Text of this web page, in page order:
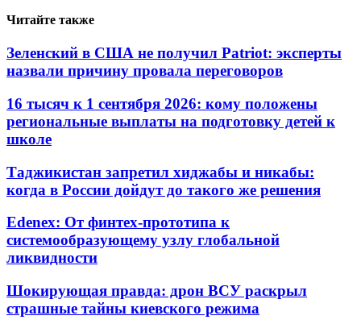
Читайте также
Зеленский в США не получил Patriot: эксперты
назвали причину провала переговоров
16 тысяч к 1 сентября 2026: кому положены
региональные выплаты на подготовку детей к
школе
Таджикистан запретил хиджабы и никабы:
когда в России дойдут до такого же решения
Edenex: От финтех-прототипа к
системообразующему узлу глобальной
ликвидности
Шокирующая правда: дрон ВСУ раскрыл
страшные тайны киевского режима